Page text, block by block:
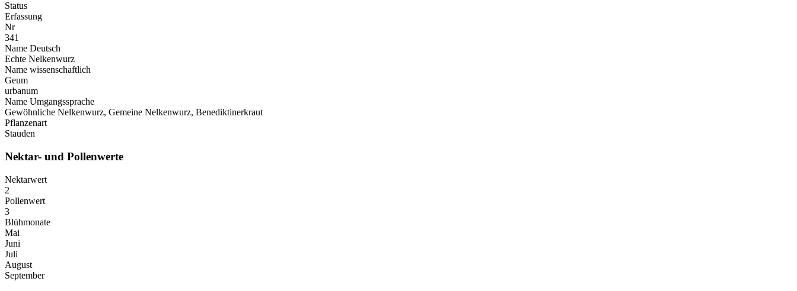
Status
Erfassung
Nr
341
Name Deutsch
Echte Nelkenwurz
Name wissenschaftlich
Geum
urbanum
Name Umgangssprache
Gewöhnliche Nelkenwurz, Gemeine Nelkenwurz, Benediktinerkraut
Pflanzenart
Stauden
Nektar- und Pollenwerte
Nektarwert
2
Pollenwert
3
Blühmonate
Mai
Juni
Juli
August
September